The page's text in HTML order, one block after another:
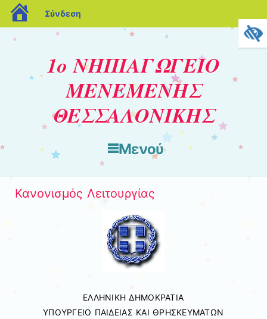
blogs.sch.gr
Σύνδεση
1ο ΝΗΠΙΑΓΩΓΕΙΟ
ΜΕΝΕΜΕΝΗΣ
ΘΕΣΣΑΛΟΝΙΚΗΣ
Μενού
Κανονισμός Λειτουργίας
ΕΛΛΗΝΙΚΗ ΔΗΜΟΚΡΑΤΙΑ
ΥΠΟΥΡΓΕΙΟ ΠΑΙΔΕΙΑΣ ΚΑΙ ΘΡΗΣΚΕΥΜΑΤΩΝ